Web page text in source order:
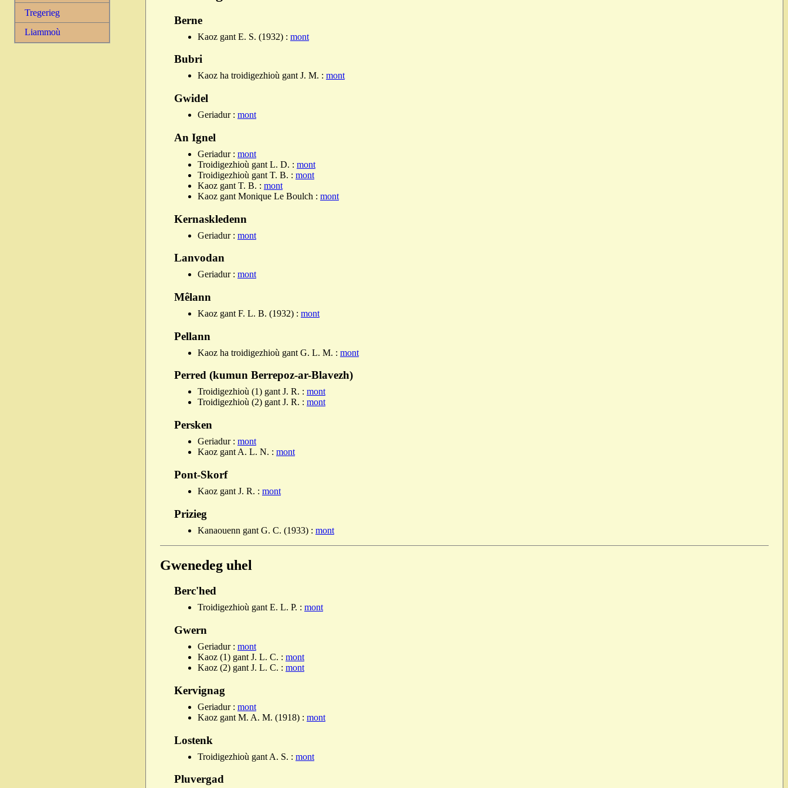
Tregerieg
Liammoù
Berne
Kaoz gant E. S. (1932) : mont
Bubri
Kaoz ha troidigezhioù gant J. M. : mont
Gwidel
Geriadur : mont
An Ignel
Geriadur : mont
Troidigezhioù gant L. D. : mont
Troidigezhioù gant T. B. : mont
Kaoz gant T. B. : mont
Kaoz gant Monique Le Boulch : mont
Kernaskledenn
Geriadur : mont
Lanvodan
Geriadur : mont
Mêlann
Kaoz gant F. L. B. (1932) : mont
Pellann
Kaoz ha troidigezhioù gant G. L. M. : mont
Perred (kumun Berrepoz-ar-Blavezh)
Troidigezhioù (1) gant J. R. : mont
Troidigezhioù (2) gant J. R. : mont
Persken
Geriadur : mont
Kaoz gant A. L. N. : mont
Pont-Skorf
Kaoz gant J. R. : mont
Prizieg
Kanaouenn gant G. C. (1933) : mont
Gwenedeg uhel
Berc'hed
Troidigezhioù gant E. L. P. : mont
Gwern
Geriadur : mont
Kaoz (1) gant J. L. C. : mont
Kaoz (2) gant J. L. C. : mont
Kervignag
Geriadur : mont
Kaoz gant M. A. M. (1918) : mont
Lostenk
Troidigezhioù gant A. S. : mont
Pluvergad